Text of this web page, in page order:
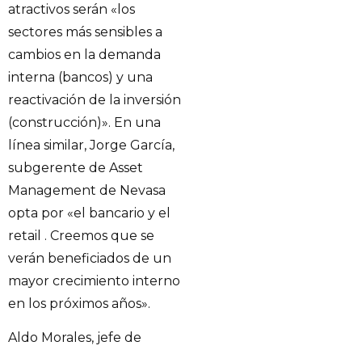
atractivos serán «los
sectores más sensibles a
cambios en la demanda
interna (bancos) y una
reactivación de la inversión
(construcción)». En una
línea similar, Jorge García,
subgerente de Asset
Management de Nevasa
opta por «el bancario y el
retail . Creemos que se
verán beneficiados de un
mayor crecimiento interno
en los próximos años».
Aldo Morales, jefe de